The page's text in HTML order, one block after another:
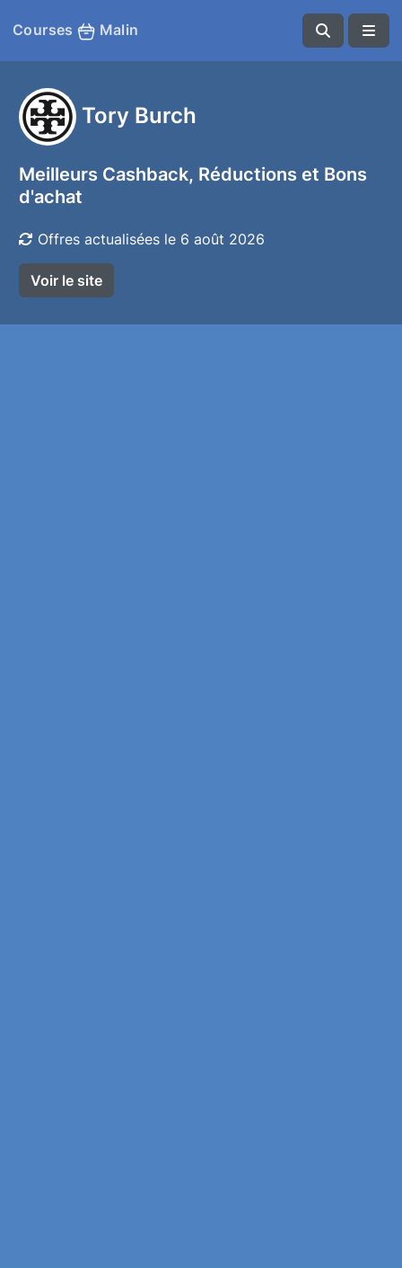
Courses Malin
Tory Burch
Meilleurs Cashback, Réductions et Bons
d'achat
Offres actualisées le 6 août 2026
Voir le site